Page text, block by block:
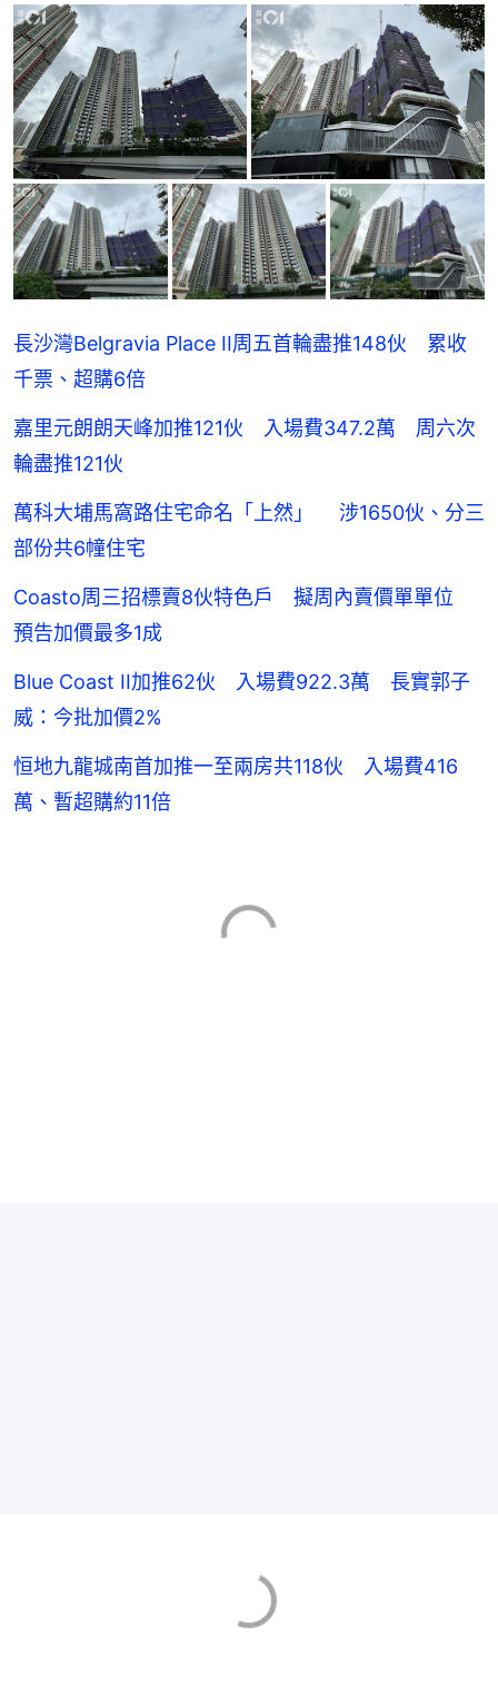
長沙灣Belgravia Place II周五首輪盡推148伙 累收
千票、超購6倍
嘉里元朗朗天峰加推121伙 入場費347.2萬 周六次
輪盡推121伙
萬科大埔馬窩路住宅命名「上然」 涉1650伙、分三
部份共6幢住宅
Coasto周三招標賣8伙特色戶 擬周內賣價單單位
預告加價最多1成
Blue Coast II加推62伙 入場費922.3萬 長實郭子
威：今批加價2%
恒地九龍城南首加推一至兩房共118伙 入場費416
萬、暫超購約11倍